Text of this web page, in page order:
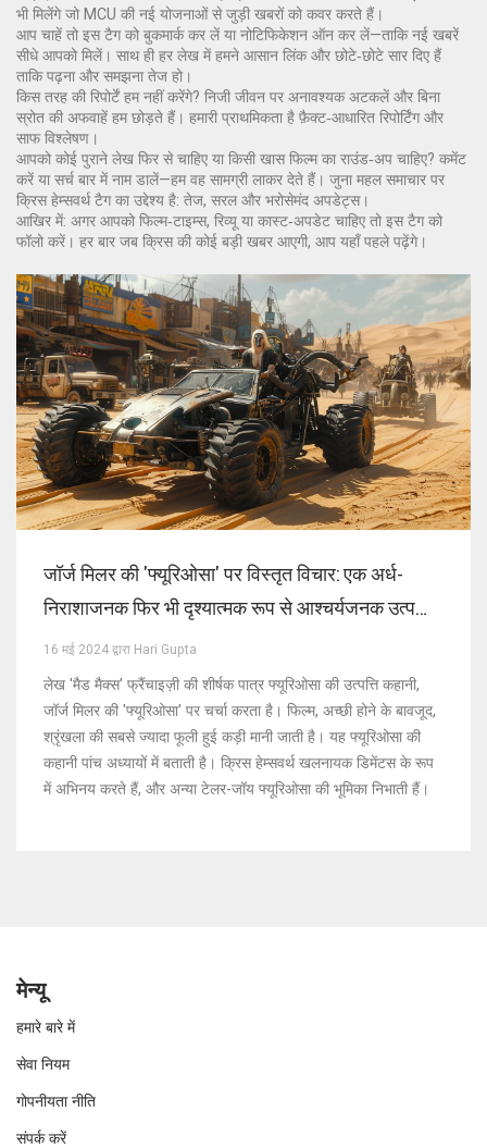
भी मिलेंगे जो MCU की नई योजनाओं से जुड़ी खबरों को कवर करते हैं।
आप चाहें तो इस टैग को बुकमार्क कर लें या नोटिफिकेशन ऑन कर लें—ताकि नई खबरें
सीधे आपको मिलें। साथ ही हर लेख में हमने आसान लिंक और छोटे‑छोटे सार दिए हैं
ताकि पढ़ना और समझना तेज हो।
किस तरह की रिपोर्टें हम नहीं करेंगे? निजी जीवन पर अनावश्यक अटकलें और बिना
स्रोत की अफवाहें हम छोड़ते हैं। हमारी प्राथमिकता है फ़ैक्ट‑आधारित रिपोर्टिंग और
साफ विश्लेषण।
आपको कोई पुराने लेख फिर से चाहिए या किसी खास फिल्म का राउंड‑अप चाहिए? कमेंट
करें या सर्च बार में नाम डालें—हम वह सामग्री लाकर देते हैं। जुना महल समाचार पर
क्रिस हेम्सवर्थ टैग का उद्देश्य है: तेज, सरल और भरोसेमंद अपडेट्स।
आखिर में: अगर आपको फिल्म‑टाइम्स, रिव्यू या कास्ट‑अपडेट चाहिए तो इस टैग को
फॉलो करें। हर बार जब क्रिस की कोई बड़ी खबर आएगी, आप यहाँ पहले पढ़ेंगे।
जॉर्ज मिलर की 'फ्यूरिओसा' पर विस्तृत विचार: एक अर्ध-
निराशाजनक फिर भी दृश्यात्मक रूप से आश्चर्यजनक उत्पत्ति
कहानी
16 मई 2024 द्वारा Hari Gupta
लेख 'मैड मैक्स' फ्रैंचाइज़ी की शीर्षक पात्र फ्यूरिओसा की उत्पत्ति कहानी,
जॉर्ज मिलर की 'फ्यूरिओसा' पर चर्चा करता है। फिल्म, अच्छी होने के बावजूद,
श्रृंखला की सबसे ज्यादा फूली हुई कड़ी मानी जाती है। यह फ्यूरिओसा की
कहानी पांच अध्यायों में बताती है। क्रिस हेम्सवर्थ खलनायक डिमेंटस के रूप
में अभिनय करते हैं, और अन्या टेलर-जॉय फ्यूरिओसा की भूमिका निभाती हैं।
मेन्यू
हमारे बारे में
सेवा नियम
गोपनीयता नीति
संपर्क करें